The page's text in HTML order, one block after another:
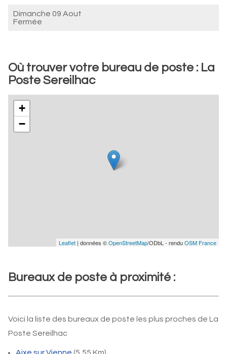
Dimanche 09 Aout
Fermée
Où trouver votre bureau de poste : La
Poste Sereilhac
+
−
Leaflet | données ©OpenStreetMap/ODbL - renduOSM France
Bureaux de poste à proximité :
Voici la liste des bureaux de poste les plus proches de La
Poste Sereilhac